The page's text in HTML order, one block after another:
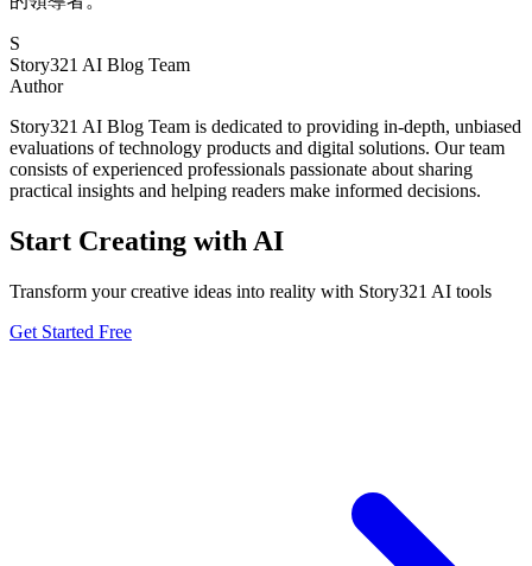
S
Story321 AI Blog Team
Author
Story321 AI Blog Team is dedicated to providing in-depth, unbiased
evaluations of technology products and digital solutions. Our team
consists of experienced professionals passionate about sharing
practical insights and helping readers make informed decisions.
Start Creating with AI
Transform your creative ideas into reality with Story321 AI tools
Get Started Free